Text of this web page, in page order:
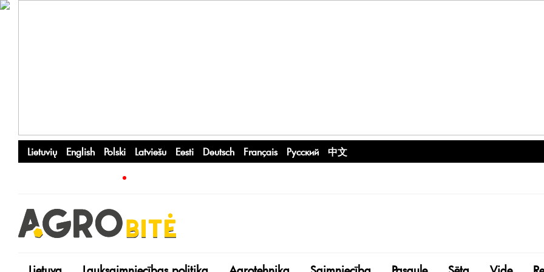
Lietuvių English Polski Latviešu Eesti Deutsch Français Русский 中文